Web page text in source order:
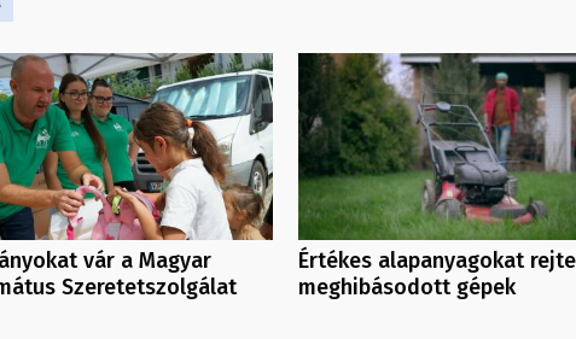
vár a Magyar
Szeretetszolgálat
Értékes alapanyagokat
meghibásodott gépek